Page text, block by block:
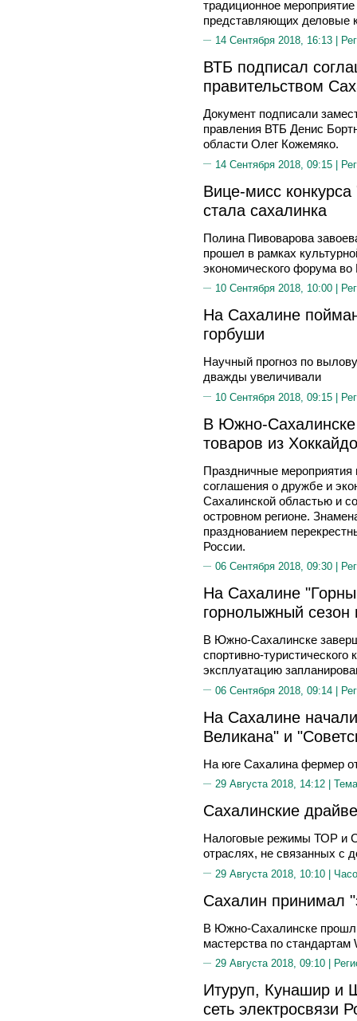
традиционное
представляющих деловые
14 Сентября 2018, 16:13 |
ВТБ подписал
правительством
Документ подписали
правления ВТБ Денис
области Олег Кожемяко.
14 Сентября 2018, 09:15 |
Вице-мисс
стала сахалинка
Полина Пивоварова
прошел в рамках
экономического форума во
10 Сентября 2018, 10:00 |
На Сахалине
горбуши
Научный прогноз по
дважды увеличивали
10 Сентября 2018, 09:15 |
В Южно-
товаров из Хоккайдо
Праздничные мероприятия
соглашения о дружбе и
Сахалинской областью и
островном регионе.
празднованием
России.
06 Сентября 2018, 09:30 |
На Сахалине
горнолыжный
В Южно-Сахалинске
спортивно-
эксплуатацию
06 Сентября 2018, 09:14 |
На Сахалине
Великана" и
На юге Сахалина фермер
29 Августа 2018, 14:12 |
Сахалинские
Налоговые режимы ТОР и
отраслях, не связанных с
29 Августа 2018, 10:10 |
Сахалин принимал
В Южно-Сахалинске
мастерства по стандартам
29 Августа 2018, 09:10 |
Итуруп, Кунашир и
сеть электросвязи